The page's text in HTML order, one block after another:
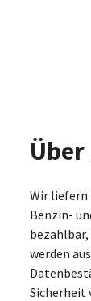
Wir liefern
Benzin-
werden
Sicherheit